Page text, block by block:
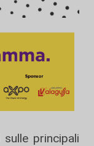
sulle principali